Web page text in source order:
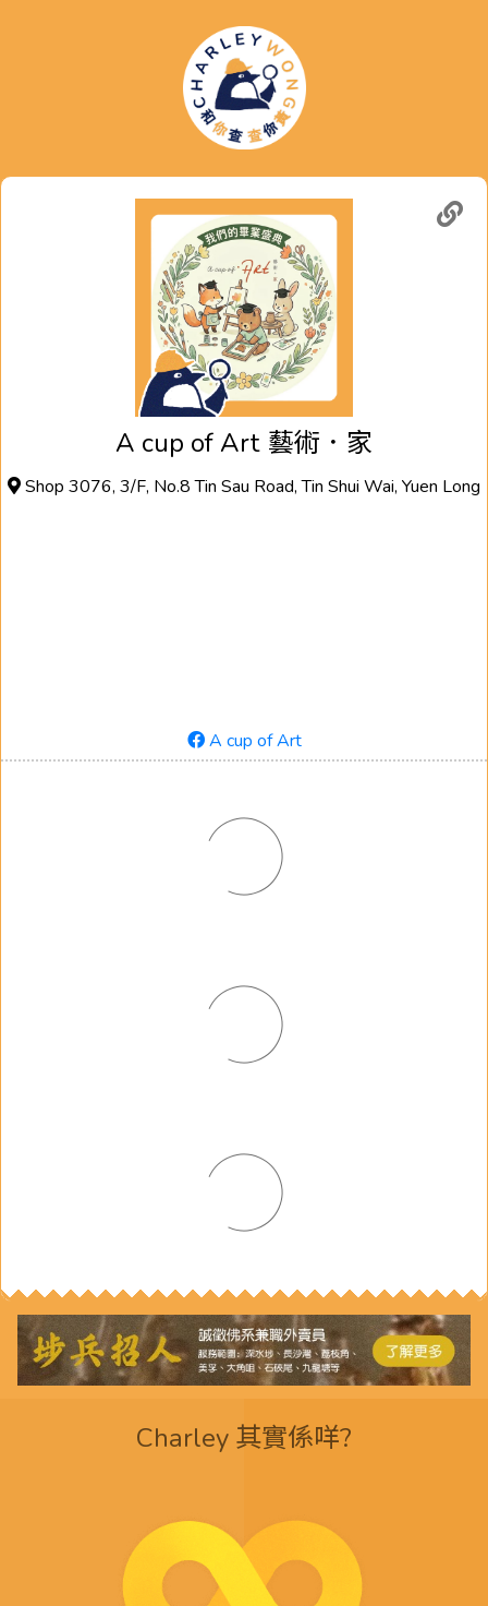
A cup of Art 藝術．家
Shop 3076, 3/F, No.8 Tin Sau Road, Tin Shui Wai, Yuen Long
A cup of Art
Charley 其實係咩?